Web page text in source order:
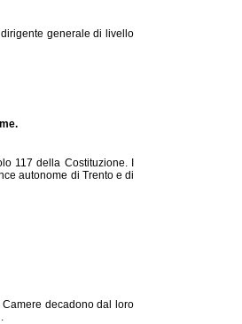
generale di livello
117 della Costituzione. I
autonome di Trento e di
decadono dal loro